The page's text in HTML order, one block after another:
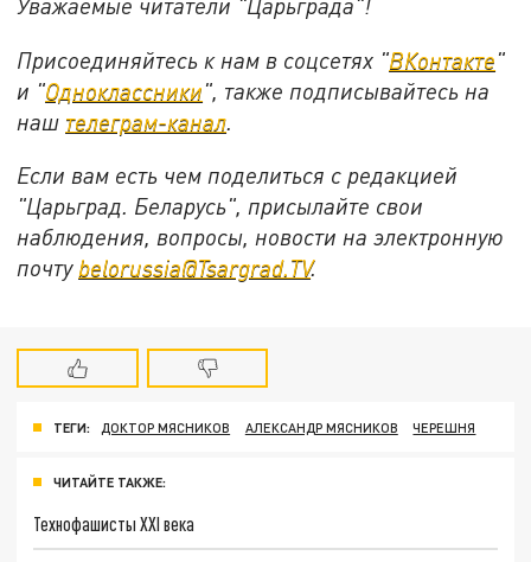
Присоединяйтесь к нам в соцсетях "ВКонтакте"
и "Одноклассники", также подписывайтесь на
наш телеграм-канал
Если вам есть чем поделиться с редакцией
"Царьград. Беларусь", присылайте свои
наблюдения, вопросы, новости на электронную
почту belorussia@Tsargrad.TV.
ТЕГИ: ДОКТОР МЯСНИКОВ АЛЕКСАНДР МЯСНИКОВ ЧЕРЕШНЯ
ЧИТАЙТЕ ТАКЖЕ:
Технофашисты XXI века